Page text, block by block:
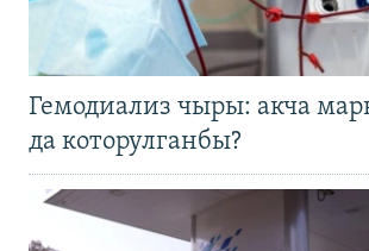
Гемодиализ чыры: акча
да которулганбы?